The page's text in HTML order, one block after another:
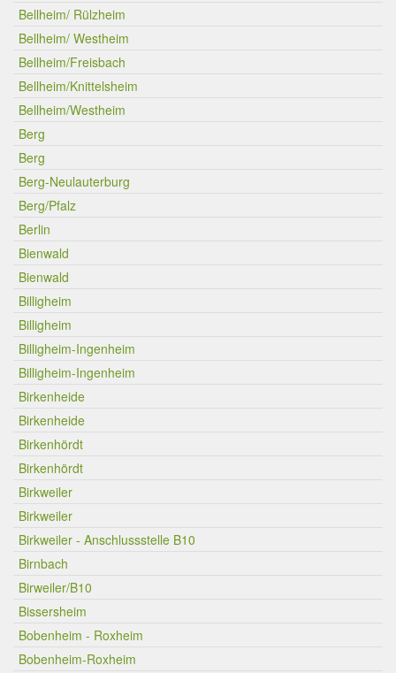
Bellheim/ Rülzheim
Bellheim/ Westheim
Bellheim/Freisbach
Bellheim/Knittelsheim
Bellheim/Westheim
Berg
Berg
Berg-Neulauterburg
Berg/Pfalz
Berlin
Bienwald
Bienwald
Billigheim
Billigheim
Billigheim-Ingenheim
Billigheim-Ingenheim
Birkenheide
Birkenheide
Birkenhördt
Birkenhördt
Birkweiler
Birkweiler
Birkweiler - Anschlussstelle B10
Birnbach
Birweiler/B10
Bissersheim
Bobenheim - Roxheim
Bobenheim-Roxheim